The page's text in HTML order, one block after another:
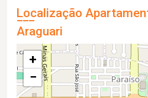
Localização
Araguari
+
−